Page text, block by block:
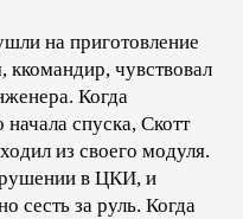
на приготовление
ккомандир, чувствовал
Когда
начала спуска, Скотт
из своего модуля.
в ЦКИ, и
сесть за руль. Когда